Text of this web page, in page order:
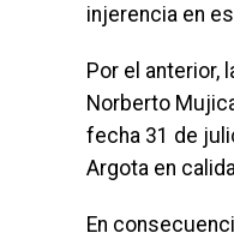
injerencia en
Por el anterior,
Norberto
fecha 31 de
Argota en
En